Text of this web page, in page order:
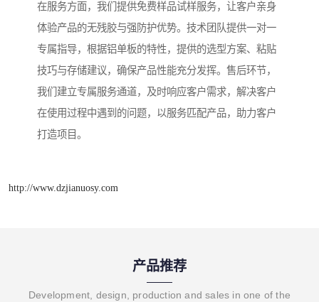
在服务方面，我们提供免费样品试样服务，让客户亲身
体验产品的无残胶与强防护优势。技术团队提供一对一
专属指导，根据铝单板的特性，提供的选型方案、粘贴
技巧与存储建议，确保产品性能充分发挥。售后环节，
我们建立专属服务通道，及时响应客户需求，解决客户
在使用过程中遇到的问题，以服务匹配产品，助力客户
打造项目。
http://www.dzjianuosy.com
产品推荐
Development, design, production and sales in one of the